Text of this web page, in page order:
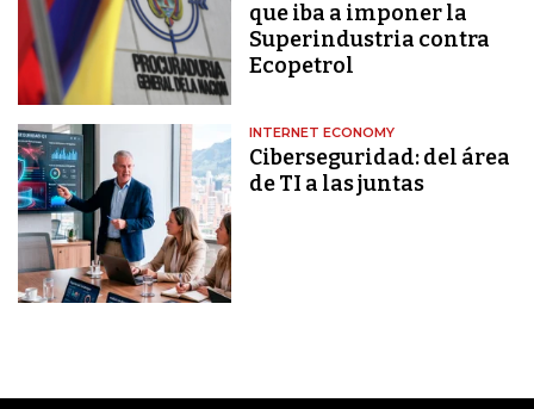
que iba a imponer la
Superindustria contra
Ecopetrol
INTERNET ECONOMY
Ciberseguridad: del área
de TI a las juntas